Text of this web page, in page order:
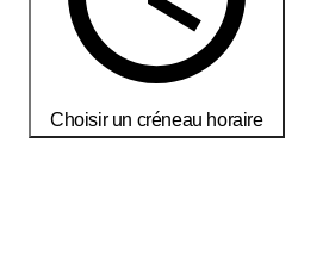
Choisir un créneau horaire